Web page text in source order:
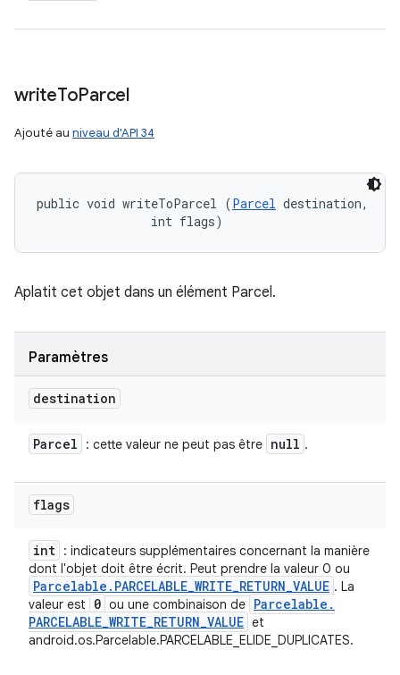
writeToParcel
Ajouté au niveau d'API 34
public void writeToParcel (Parcel destination,
                int flags)
Aplatit cet objet dans un élément Parcel.
Paramètres
destination
Parcel : cette valeur ne peut pas être null .
flags
int : indicateurs supplémentaires concernant la manière
dont l'objet doit être écrit. Peut prendre la valeur 0 ou
Parcelable . PARCELABLE_WRITE_RETURN_VALUE . La
valeur est
0 ou une combinaison de Parcelable .
PARCELABLE_WRITE_RETURN_VALUE et
android.os.Parcelable.PARCELABLE_ELIDE_DUPLICATES.